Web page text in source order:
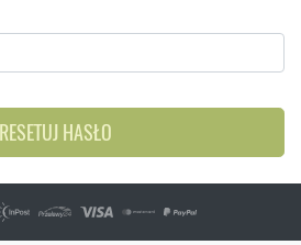
RESETUJ HASŁO